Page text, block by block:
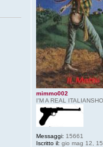
mimmo002
I'M A REAL
Messaggi: 15661
Iscritto il: gio mag 12,